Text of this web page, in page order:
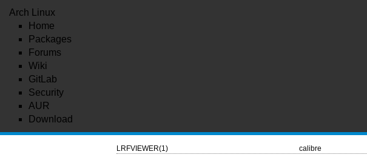
Arch Linux
Home
Packages
Forums
Wiki
GitLab
Security
AUR
Download
LRFVIEWER(1) calibre